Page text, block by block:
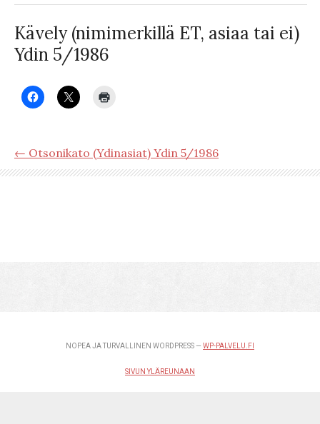
Kävely (nimimerkillä ET, asiaa tai ei)
Ydin 5/1986
← Otsonikato (Ydinasiat) Ydin 5/1986
NOPEA JA TURVALLINEN WORDPRESS — WP-PALVELU.FI
SIVUN YLÄREUNAAN